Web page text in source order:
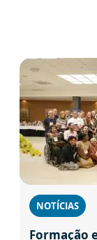
NOTÍCIAS
Formação